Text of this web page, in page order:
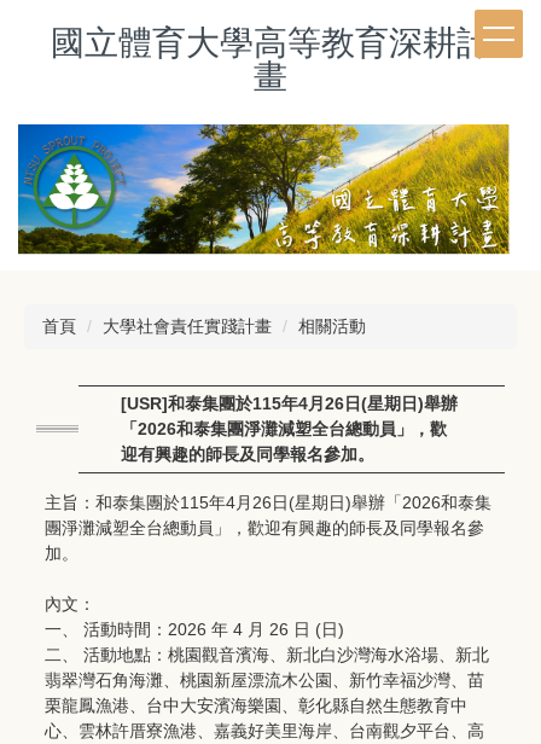
區
國立體育大學高等教育深耕計
畫
首頁 大學社會責任實踐計畫 相關活動
[USR]和泰集團於115年4月26日(星期日)舉辦
「2026和泰集團淨灘減塑全台總動員」，歡
迎有興趣的師長及同學報名參加。
主旨：和泰集團於115年4月26日(星期日)舉辦「2026和泰集
團淨灘減塑全台總動員」， 歡迎有興趣的師長及同學報名參
加。
內文：
一、 活動時間：2026 年 4 月 26 日 (日)
二、 活動地點：桃園觀音濱海、新北白沙灣海水浴場、 新北
翡翠灣石角海灘、桃園新屋漂流木公園、新竹幸福沙灣、 苗
栗龍鳳漁港、台中大安濱海樂園、彰化縣自然生態教育中
心、 雲林許厝寮漁港、嘉義好美里海岸、台南觀夕平台、高